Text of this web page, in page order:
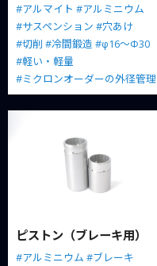
#アルマイト #アルミニウム
#サスペンション #穴あけ
#切削 #冷間鍛造 #φ16～Φ30
#軽い・軽量
#ミクロンオーダーの外径管理
ピストン（ブレーキ用）
#アルミニウム #ブレーキ